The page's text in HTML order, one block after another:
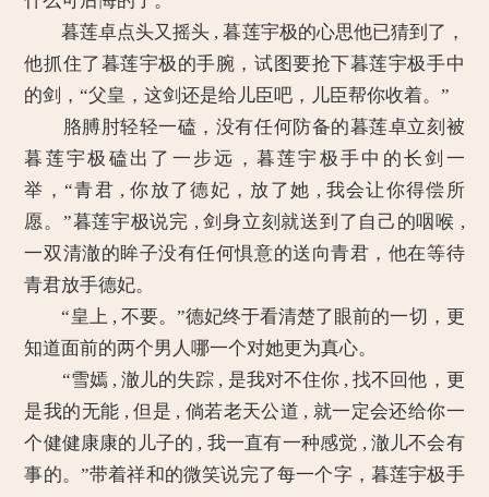
暮莲卓点头又摇头 , 暮莲宇极的心思他已猜到了，
他抓住了暮莲宇极的手腕，试图要抢下暮莲宇极手中
的剑，“父皇，这剑还是给儿臣吧，儿臣帮你收着。”
胳膊肘轻轻一磕，没有任何防备的暮莲卓立刻被
暮莲宇极磕出了一步远，暮莲宇极手中的长剑一
举，“青君 , 你放了德妃，放了她 , 我会让你得偿所
愿。”暮莲宇极说完 , 剑身立刻就送到了自己的咽喉 ,
一双清澈的眸子没有任何惧意的送向青君，他在等待
青君放手德妃。
“皇上 , 不要。”德妃终于看清楚了眼前的一切，更
知道面前的两个男人哪一个对她更为真心。
“雪嫣 , 澈儿的失踪 , 是我对不住你 , 找不回他，更
是我的无能 , 但是 , 倘若老天公道 , 就一定会还给你一
个健健康康的儿子的 , 我一直有一种感觉 , 澈儿不会有
事的。”带着祥和的微笑说完了每一个字，暮莲宇极手